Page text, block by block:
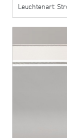
Leuchtenart: